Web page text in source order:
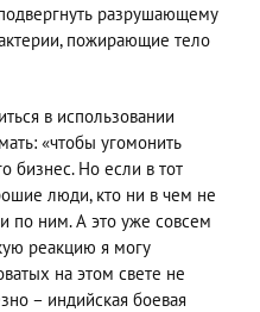
разрушающему
пожирающие тело
в использовании
«чтобы угомонить
бизнес. Но если в тот
люди, кто ни в чем не
по ним. А это уже совсем
реакцию я могу
на этом свете не
– индийская боевая